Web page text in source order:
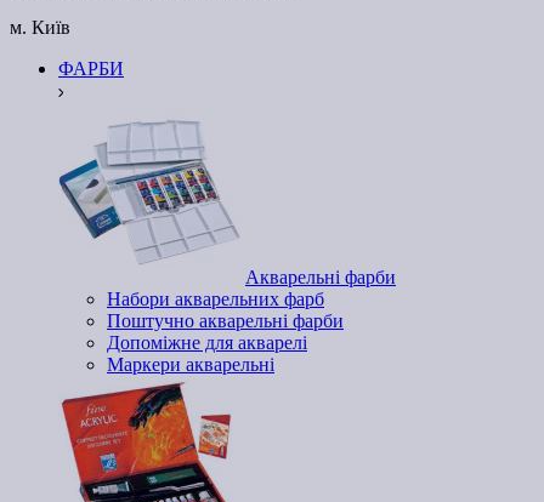
м. Київ
ФАРБИ
Акварельні фарби
Набори акварельних фарб
Поштучно акварельні фарби
Допоміжне для акварелі
Маркери акварельні